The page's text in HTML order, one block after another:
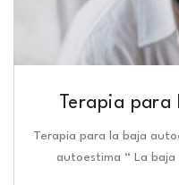
Terapia
Terapia para la baja
autoestima “ La